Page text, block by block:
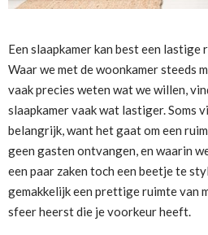
Een slaapkamer kan best een lastige
Waar we met de woonkamer steeds
vaak precies weten wat we willen,
slaapkamer vaak wat lastiger. Soms
belangrijk, want het gaat om een
geen gasten ontvangen, en waarin
een paar zaken toch een beetje te
gemakkelijk een prettige ruimte van
sfeer heerst die je voorkeur heeft.